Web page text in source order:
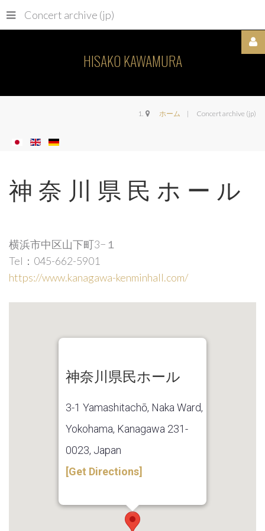
HISAKO KAWAMURA
Concert archive (jp)
ホーム Concert archive (jp)
神奈川県民ホール
横浜市中区山下町3−１
Tel：045-662-5901
https://www.kanagawa-kenminhall.com/
神奈川県民ホール
3-1 Yamashitachō, Naka Ward,
Yokohama, Kanagawa 231-
0023, Japan
[Get Directions]
ワ
ー
Forgot
your
password?
Forgot
your